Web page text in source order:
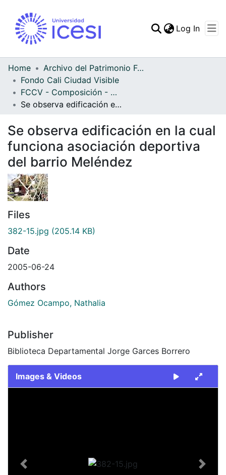
Log In
Home
Archivo del Patrimonio Fotográfico y Fílmico del Valle del Cauca
Fondo Cali Ciudad Visible
FCCV - Composición - Patrimonial
Se observa edificación en la cual funciona asociación deportiva del barrio Meléndez
Se observa edificación en la cual
funciona asociación deportiva
del barrio Meléndez
Files
382-15.jpg (205.14 KB)
Date
2005-06-24
Authors
Gómez Ocampo, Nathalia
Publisher
Biblioteca Departamental Jorge Garces Borrero
Images & Videos
Previous Next